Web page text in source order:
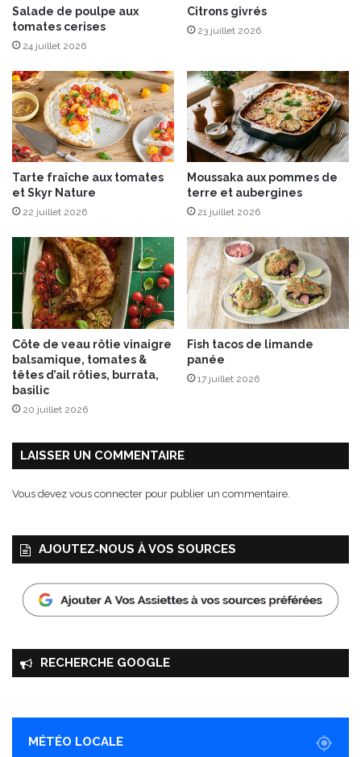
m
é
,
t
g
a
m
b
a
s
e
r
m
e
r
d
e
s
L
a
n
d
F
l
o
c
d
G
c
g
e
Salade de poulpe aux
tomates cerises
24 juillet 2026
Citrons givrés
23 juillet 2026
Tarte fraîche aux tomates
et Skyr Nature
22 juillet 2026
Moussaka aux pommes de
terre et aubergines
21 juillet 2026
Côte de veau rôtie vinaigre
balsamique, tomates &
têtes d’ail rôties, burrata,
basilic
20 juillet 2026
Fish tacos de limande
panée
17 juillet 2026
LAISSER UN COMMENTAIRE
Vous devez vous connecter pour publier un commentaire.
AJOUTEZ‑NOUS À VOS SOURCES
RECHERCHE GOOGLE
MÉTÉO LOCALE